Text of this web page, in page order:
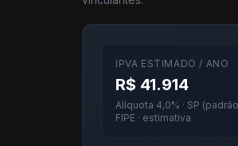
IPVA ESTIMADO / ANO
R$ 41.914
Alíquota 4,0% · SP
FIPE · estimativa